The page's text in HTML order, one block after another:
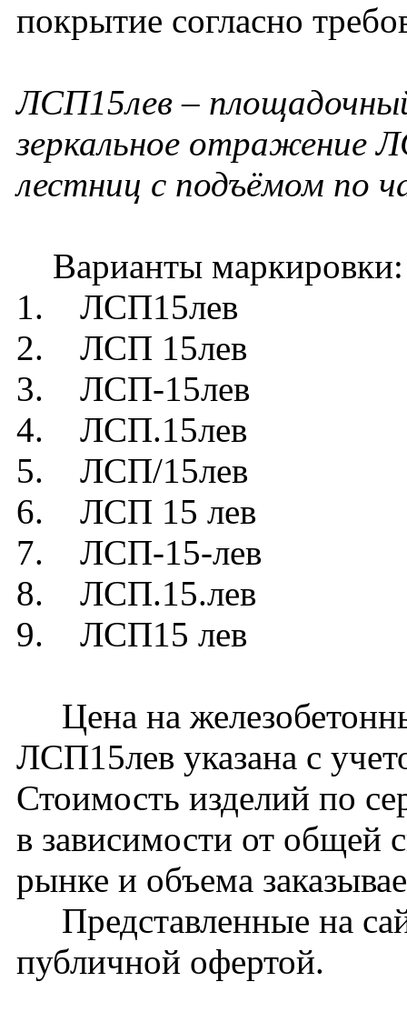
покрытие согласно
ЛСП15лев –
зеркальное отражение
лестниц с подъёмом по
Варианты маркировки:
1. ЛСП15лев
2. ЛСП 15лев
3. ЛСП-15лев
4. ЛСП.15лев
5. ЛСП/15лев
6. ЛСП 15 лев
7. ЛСП-15-лев
8. ЛСП.15.лев
9. ЛСП15 лев
Цена на
ЛСП15лев указана с
Стоимость изделий по
в зависимости от общей
рынке и объема
Представленные на
публичной офертой.